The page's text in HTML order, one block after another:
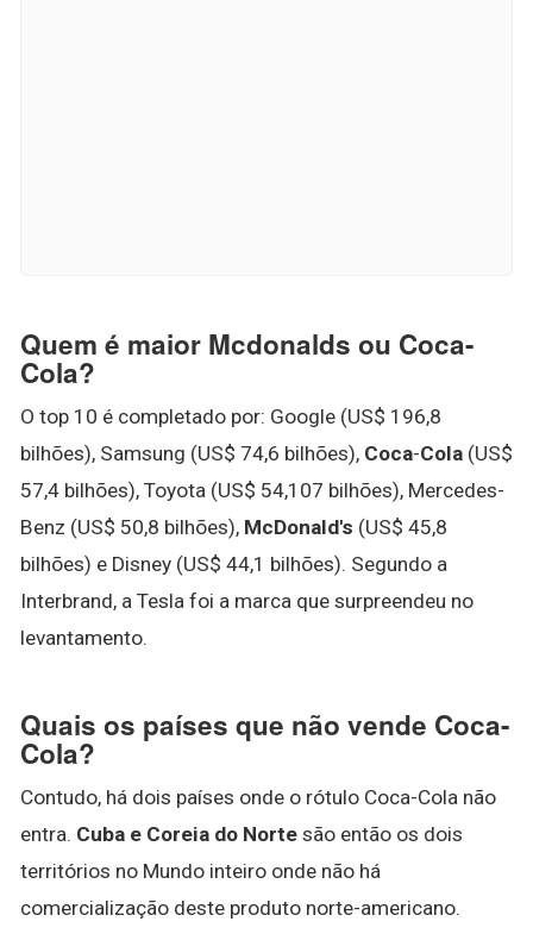
Quem é maior Mcdonalds ou Coca-
Cola?
O top 10 é completado por: Google (US$ 196,8
bilhões), Samsung (US$ 74,6 bilhões), Coca-Cola (US$
57,4 bilhões), Toyota (US$ 54,107 bilhões), Mercedes-
Benz (US$ 50,8 bilhões), McDonald's (US$ 45,8
bilhões) e Disney (US$ 44,1 bilhões). Segundo a
Interbrand, a Tesla foi a marca que surpreendeu no
levantamento.
Quais os países que não vende Coca-
Cola?
Contudo, há dois países onde o rótulo Coca-Cola não
entra. Cuba e Coreia do Norte são então os dois
territórios no Mundo inteiro onde não há
comercialização deste produto norte-americano.